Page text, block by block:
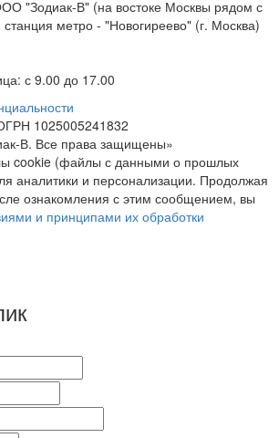
"Зодиак-В" (на востоке Москвы рядом с
метро - "Новогиреево" (г. Москва)
с 9.00 до 17.00
1025005241832
В. Все права защищены»
cookie (файлы с данными о прошлых
аналитики и персонализации. Продолжая
ознакомления с этим сообщением, вы
и принципами их обработки